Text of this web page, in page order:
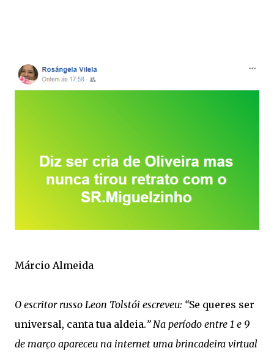
Márcio Almeida
O escritor russo Leon Tolstói escreveu: “Se queres ser
universal, canta tua aldeia.” Na período entre 1 e 9
de março apareceu na internet uma brincadeira virtual